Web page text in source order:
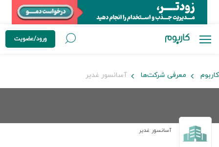
ورود/عضویت
کاربوم معرفی شرکت‌ها آسانسور غدیر
آسانسور غدیر